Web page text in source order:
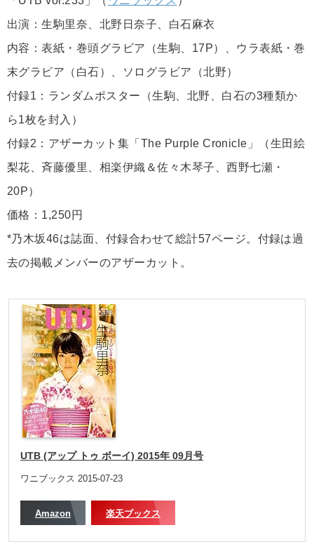
出演：生駒里奈、北野日奈子、白石麻衣
内容：表紙・巻頭グラビア（生駒、17P）、ウラ表紙・巻
末グラビア（白石）、ソログラビア（北野）
付録1：ランダムポスター（生駒、北野、白石の3種類か
ら1枚を封入）
付録2：アザーカット集「The Purple Cronicle」（生田絵
梨花、斉藤優里、相楽伊織＆佐々木琴子、西野七瀬・
20P）
価格：1,250円
*乃木坂46は誌面、付録合わせて総計57ページ。付録は過
去の掲載メンバーのアザーカット。
UTB (アップ トゥ ボーイ) 2015年 09月号
ワニブックス 2015-07-23
Amazon 楽天ブックス